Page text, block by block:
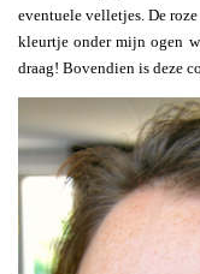
eventuele velletjes. De
kleurtje onder mijn ogen
draag! Bovendien is deze